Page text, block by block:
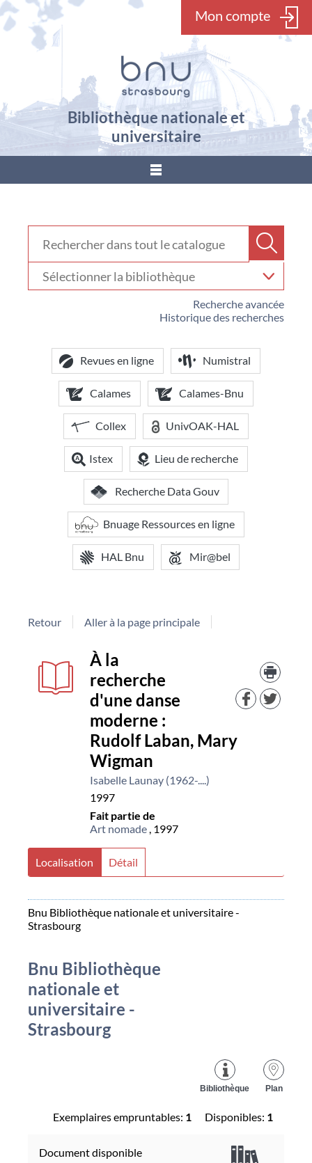
Mon compte
Bibliothèque nationale et
universitaire
???
Recherche avancée
Historique des recherches
votre
bibliothèque
Revues en ligne Numistral
Calames Calames-Bnu
Collex UnivOAK-HAL
Istex Lieu de recherche
Recherche Data Gouv
Bnuage Ressources en ligne
HAL Bnu Mir@bel
Retour Aller à la page principale
Détail
document
À la
recherche
d'une danse
moderne :
Rudolf Laban, Mary
Wigman
Isabelle Launay (1962-....)
1997
Fait partie de
Art nomade, 1997
Localisation Détail
Bnu Bibliothèque nationale et universitaire -
Strasbourg
Bnu Bibliothèque
nationale et
universitaire -
Strasbourg
Plan
Bibliothèque
Exemplaires empruntables: 1 Disponibles: 1
Document disponible